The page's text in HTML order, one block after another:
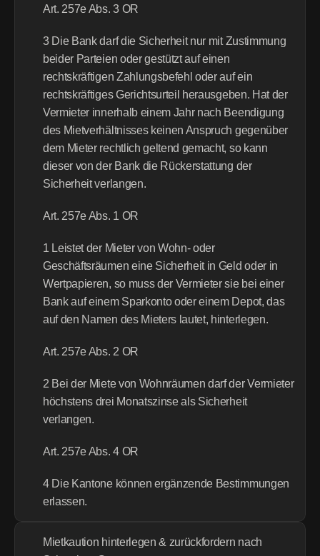
Art. 257e Abs. 3 OR
3 Die Bank darf die Sicherheit nur mit Zustimmung
beider Parteien oder gestützt auf einen
rechtskräftigen Zahlungsbefehl oder auf ein
rechtskräftiges Gerichtsurteil herausgeben. Hat der
Vermieter innerhalb einem Jahr nach Beendigung
des Mietverhältnisses keinen Anspruch gegenüber
dem Mieter rechtlich geltend gemacht, so kann
dieser von der Bank die Rückerstattung der
Sicherheit verlangen.
Art. 257e Abs. 1 OR
1 Leistet der Mieter von Wohn- oder
Geschäftsräumen eine Sicherheit in Geld oder in
Wertpapieren, so muss der Vermieter sie bei einer
Bank auf einem Sparkonto oder einem Depot, das
auf den Namen des Mieters lautet, hinterlegen.
Art. 257e Abs. 2 OR
2 Bei der Miete von Wohnräumen darf der Vermieter
höchstens drei Monatszinse als Sicherheit
verlangen.
Art. 257e Abs. 4 OR
4 Die Kantone können ergänzende Bestimmungen
erlassen.
Mietkaution hinterlegen & zurückfordern nach